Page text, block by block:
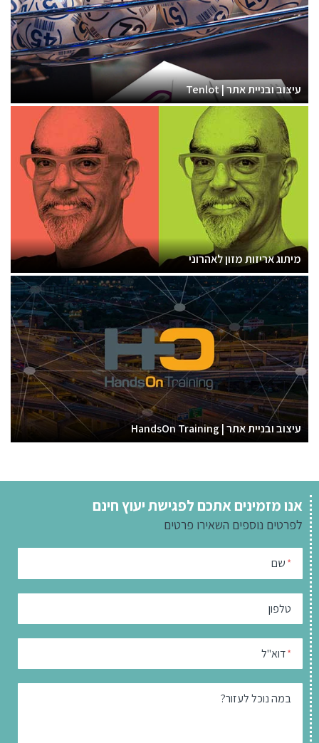
עיצוב ובניית אתר | Tenlot
מיתוג אריזות מזון לאהרוני
עיצוב ובניית אתר | HandsOn Training
אנו מזמינים אתכם לפגישת יעוץ חינם
לפרטים נוספים השאירו פרטים
* שם
טלפון
*דוא"ל
במה נוכל לעזור?